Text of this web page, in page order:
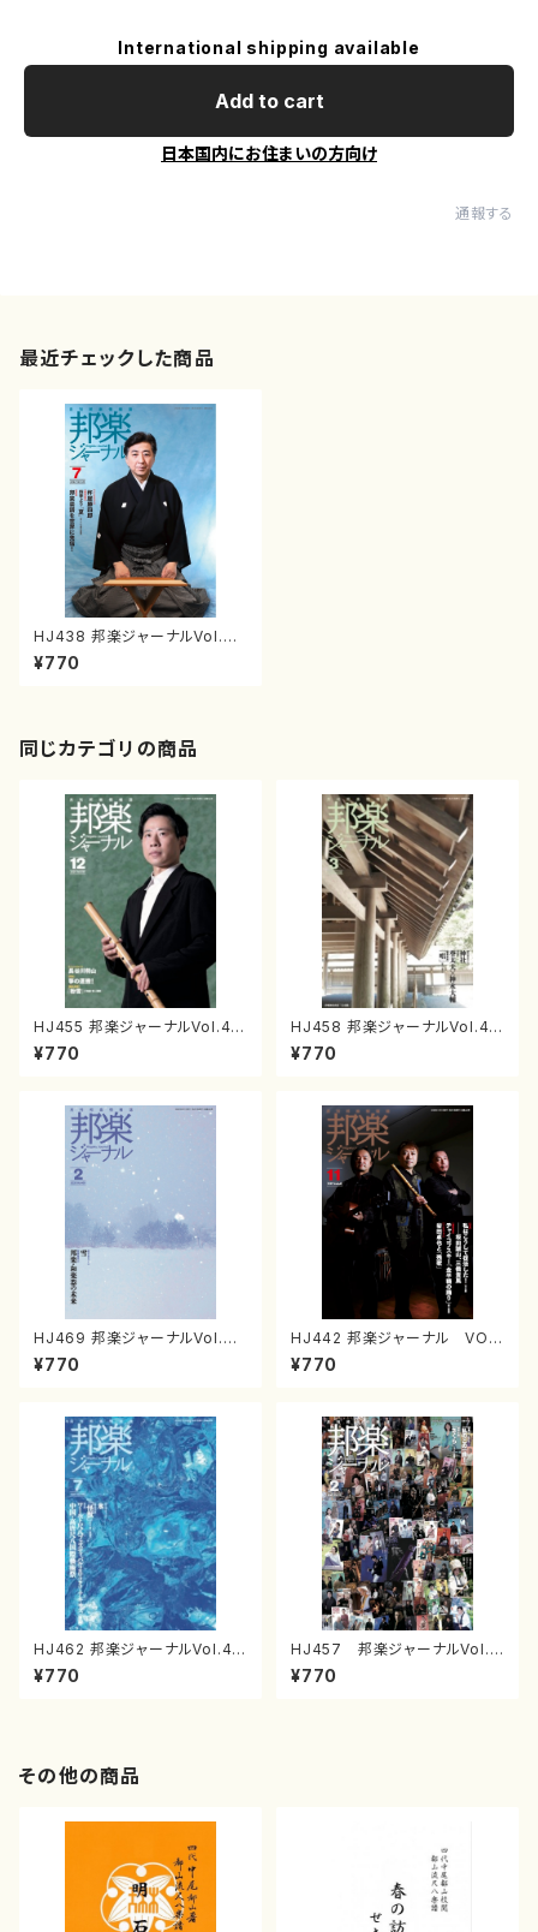
International shipping available
Add to cart
日本国内にお住まいの方向け
通報する
最近チェックした商品
HJ438 邦楽ジャーナルVol.43
8 2023年7月号）（雑誌/書籍）
¥770
同じカテゴリの商品
HJ455 邦楽ジャーナルVol.45
5（24年12月号）（雑誌）
¥770
HJ458 邦楽ジャーナルVol.45
8（25年3月号）（雑誌）
¥770
HJ469 邦楽ジャーナルVol.46
9（26年2月号）(雑誌）
¥770
HJ442 邦楽ジャーナル VOL.
442 2023年11月号（雑誌/書
籍）
¥770
HJ462 邦楽ジャーナルVol.46
2（25年7月号）（雑誌）
¥770
HJ457 邦楽ジャーナルVol.4
57（25年2月号）(雑誌）
¥770
その他の商品